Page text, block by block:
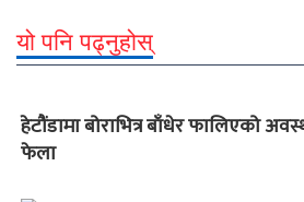
यो पनि पढ्नुहोस्
हेटौंडामा बोराभित्र बाँधेर फालिएको
फेला